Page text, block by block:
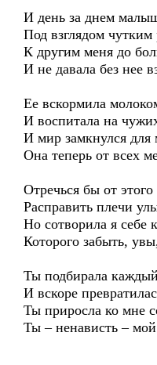
И день за днем
Под взглядом чутким
К другим меня до
И не давала без нее
Ее вскормила
И воспитала на
И мир замкнулся для
Она теперь от всех
Отречься бы от этого
Расправить плечи
Но сотворила я себе
Которого забыть,
Ты подбирала
И вскоре
Ты приросла ко мне
Ты – ненависть –